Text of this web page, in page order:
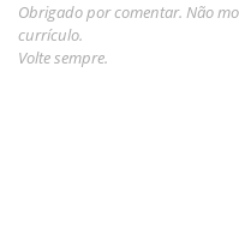
Obrigado por comentar. Não
currículo.
Volte sempre.